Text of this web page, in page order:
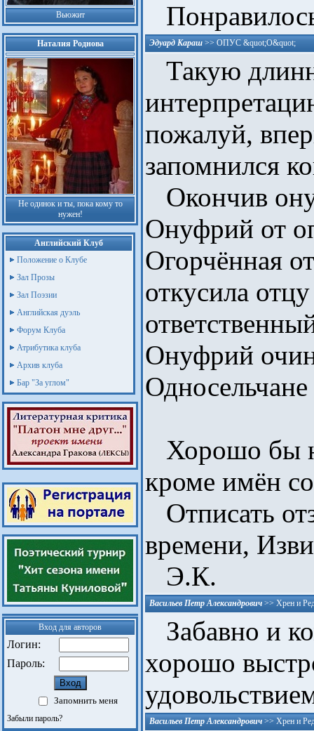
Вьюжит
Наталия Роднова
Не одинок и ты, пока кому то
нужен!
Английский Клуб
Положение о Клубе
Зал Прозы
Зал Поэзии
Английская дуэль
Форум Клуба
Атрибутика клуба
Архив клуба
Бар "За углом"
Вход для авторов
Логин:
Пароль:
Запомнить меня
Забыли пароль?
Эдуард Караш >> ОПУС &quot;О&quot;
Такую
пожалуй,
запомнился
Окончив
Онуфрий от
Огорчённая
откусила
Онуфрий
Хорошо бы
кроме имён
Отписать
времени,
Э.К.
Васильев Петр Александрович >> Хрен и
Забавно и
хорошо
Васильев Петр Александрович >> Хрен и